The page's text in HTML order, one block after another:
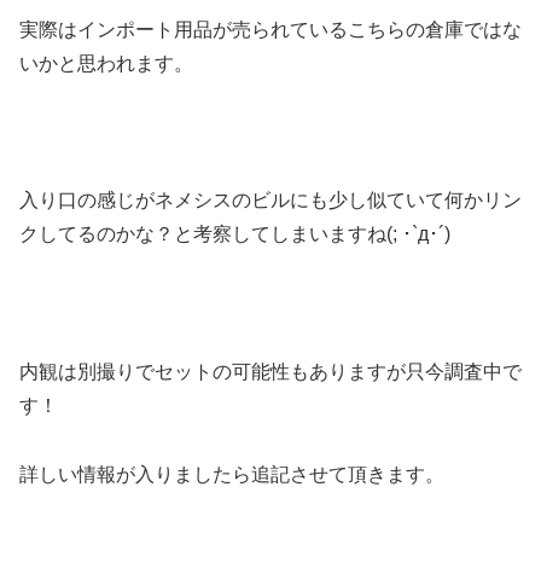
実際はインポート用品が売られているこちらの倉庫ではな
いかと思われます。
入り口の感じがネメシスのビルにも少し似ていて何かリン
クしてるのかな？と考察してしまいますね(; ･`д･´)
内観は別撮りでセットの可能性もありますが只今調査中で
す！
詳しい情報が入りましたら追記させて頂きます。